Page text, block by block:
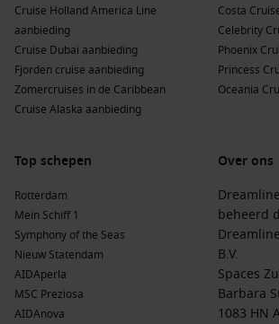
Cruise Holland America Line
aanbieding
Cruise Dubai aanbieding
Fjorden cruise aanbieding
Zomercruises in de Caribbean
Cruise Alaska aanbieding
Costa
Celebrity
Phoenix
Princess
Oceania
Top schepen
Rotterdam
Mein Schiff 1
Symphony of the Seas
Nieuw Statendam
AIDAperla
MSC Preziosa
AIDAnova
Over ons
beheerd
B.V.
Spaces
Barbara
1083 HN